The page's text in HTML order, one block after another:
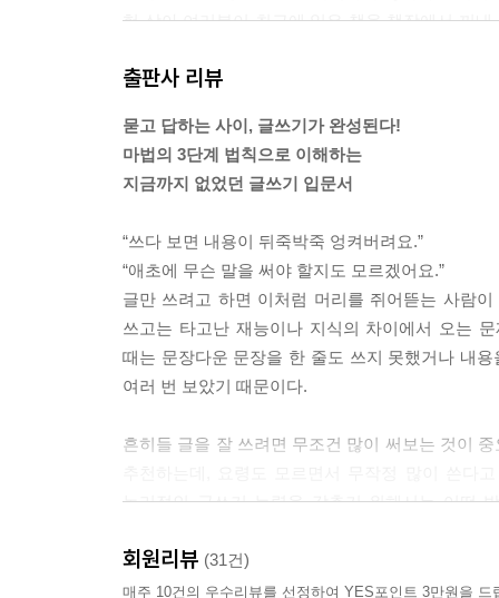
험 삼아 여러분이 최근에 읽은 책을 책장에서 꺼
--- 「많은 책이 질문으로 시작하는 이유」 중에서
독서감상문을 쓰던 기억을 떠올려 봅시다. 책은
던 경험이 한 번쯤 있지 않습니까? 이것 역시 ‘큰
--- 「질문이 구체적일수록 쓰기 쉽다」 중에서
국어 과목에서 가르치는 내용도 마찬가지입니다.
슨 사건을 겪었지?’, ‘A는 어떤 사람이지?’와 같
해결하는 것입니다. 국어에서 배우는 내용은 바로
--- 「대답은 어떻게 만들까?」 중에서
평범한 일상 속 갑자기 예상치 못한 사건이 일어
대로 살릴 수 있는 순간에 ‘보류’를 사용합니다.
만 쥐어짜야 합니다. 이 ‘짧게 쓰라는 압박’이야말
출판사 리뷰
묻고 답하는 사이, 글쓰기가 완성된다!
마법의 3단계 법칙으로 이해하는
지금까지 없었던 글쓰기 입문서
“쓰다 보면 내용이 뒤죽박죽 엉켜버려요.”
“애초에 무슨 말을 써야 할지도 모르겠어요.”
글만 쓰려고 하면 이처럼 머리를 쥐어뜯는 사람
쓰고는 타고난 재능이나 지식의 차이에서 오는
때는 문장다운 문장을 한 줄도 쓰지 못했거나 내
여러 번 보았기 때문이다.
흔히들 글을 잘 쓰려면 무조건 많이 써보는 것이
논리적인 글쓰기 능력을 갖추기 위해서는 어떤
사람도 주제가 잘 드러나는 논리적이고 읽기 쉬
만든다.
회원리뷰 (31건)
매주 10건의 우수리뷰를 선정하여 YES포인트 3만원을 드